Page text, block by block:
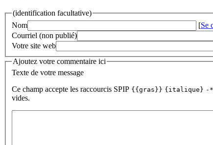
(identification facultative)
Nom
[Se
Courriel (non publié)
Votre site web
Ajoutez votre commentaire ici
Texte de votre message
Ce champ accepte les raccourcis SPIP {{gras}} {italique} -
vides.